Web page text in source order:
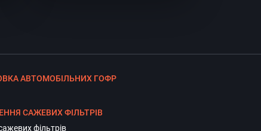
АВТОМОБІЛЬНИХ ГОФР
САЖЕВИХ ФІЛЬТРІВ
фільтрів